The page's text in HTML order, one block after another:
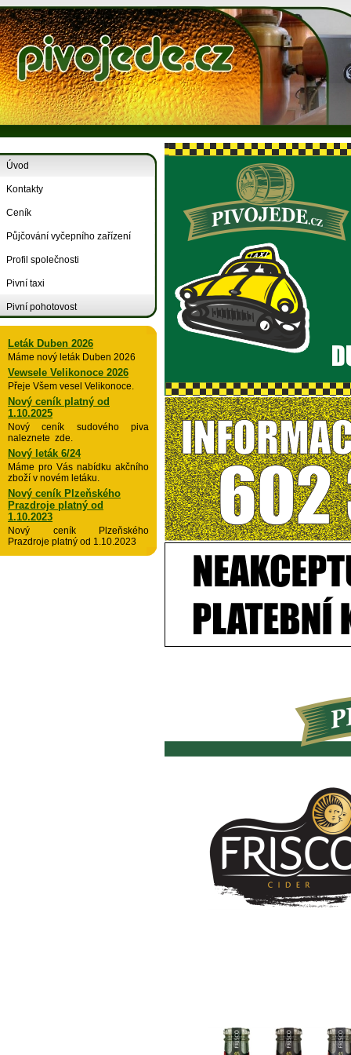
Úvod
Kontakty
Ceník
Půjčování vyčepního zařízení
Profil společnosti
Pivní taxi
Pivní pohotovost
Leták Duben 2026
Máme nový leták Duben 2026
Vewsele Velikonoce 2026
Přeje Všem vesel Velikonoce.
Nový ceník platný od
1.10.2025
Nový ceník sudového piva
naleznete zde.
Nový leták 6/24
Máme pro Vás nabídku akčního
zboží v novém letáku.
Nový ceník Plzeňského
Prazdroje platný od
1.10.2023
Nový ceník Plzeňského
Prazdroje platný od 1.10.2023